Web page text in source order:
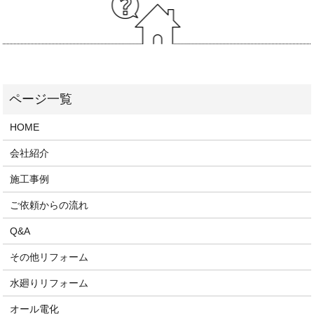
HOME
会社紹介
施工事例
ご依頼からの流れ
Q&A
その他リフォーム
水廻りリフォーム
オール電化